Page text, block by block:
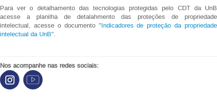
Para ver o detalhamento das tecnologias protegidas pelo CDT da UnB
acesse a planilha de detalahmento das proteções de propriedade
intelectual, acesse o documento "Indicadores de proteção da propriedade
intelectual da UnB".
Nos acompanhe nas redes sociais: